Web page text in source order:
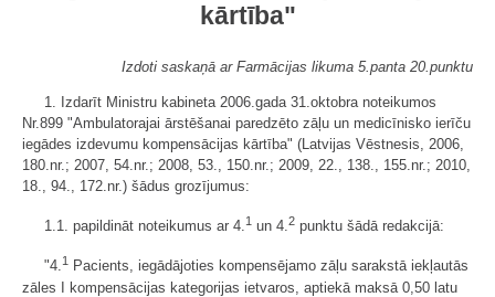
kārtība"
Izdoti saskaņā ar Farmācijas likuma 5.panta 20.punktu
1. Izdarīt Ministru kabineta 2006.gada 31.oktobra noteikumos
Nr.899 "Ambulatorajai ārstēšanai paredzēto zāļu un medicīnisko ierīču
iegādes izdevumu kompensācijas kārtība" (Latvijas Vēstnesis, 2006,
180.nr.; 2007, 54.nr.; 2008, 53., 150.nr.; 2009, 22., 138., 155.nr.; 2010,
18., 94., 172.nr.) šādus grozījumus:
1.1. papildināt noteikumus ar 4.1 un 4.2 punktu šādā redakcijā:
"4.1
Pacients, iegādājoties kompensējamo zāļu sarakstā iekļautās
zāles I kompensācijas kategorijas ietvaros, aptiekā maksā 0,50 latu